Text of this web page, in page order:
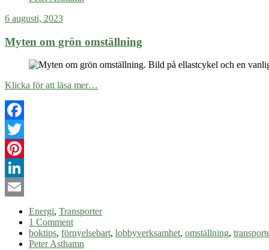
6 augusti, 2023
Myten om grön omställning
Klicka för att läsa mer…
Facebook
Twitter
Pinterest
LinkedIn
Energi, Transporter
1 Comment
boktips, förnyelsebart, lobbyverksamhet, omställning,
Peter Asthamn